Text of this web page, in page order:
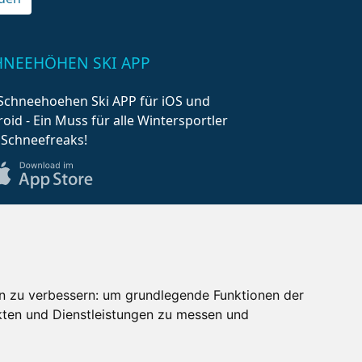
zu verbessern: um grundlegende Funktionen der
und Dienstleistungen zu messen und
SKI APP
Ski APP für iOS und
- Ein Muss für alle Wintersportler
Newsletter Mediadaten